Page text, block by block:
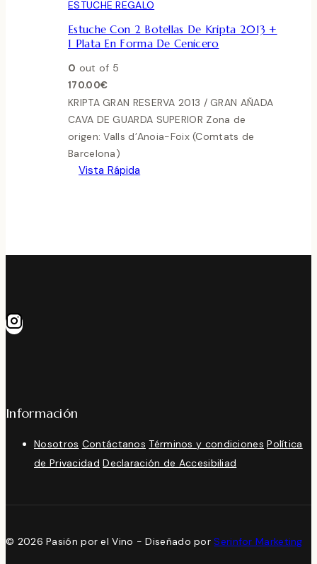
ESTUCHE REGALO
Estuche Con 2 Botellas De Kripta 2013 +
1 Plata En Forma De Cenicero
0 out of 5
170.00€
KRIPTA GRAN RESERVA 2013 / GRAN AÑADA
CAVA DE GUARDA SUPERIOR Zona de
origen: Valls d’Anoia-Foix (Comtats de
Barcelona)
Vista Rápida
Información
Nosotros Contáctanos Términos y condiciones Política
de Privacidad Declaración de Accesibiliad
© 2026 Pasión por el Vino - Diseñado porSerinfor Marketing